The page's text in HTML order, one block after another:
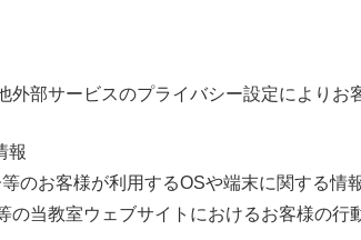
外部サービスのプライバシー設定によりお
報
のお客様が利用するOSや端末に関する情
の当教室ウェブサイトにおけるお客様の行